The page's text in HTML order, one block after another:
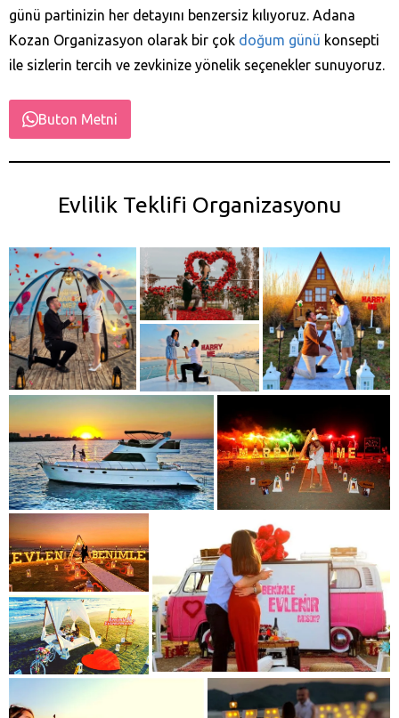
günü partinizin her detayını benzersiz kılıyoruz. Adana
Kozan‎ Organizasyon olarak bir çok doğum günü konsepti
ile sizlerin tercih ve zevkinize yönelik seçenekler sunuyoruz.
Buton Metni
Evlilik Teklifi Organizasyonu